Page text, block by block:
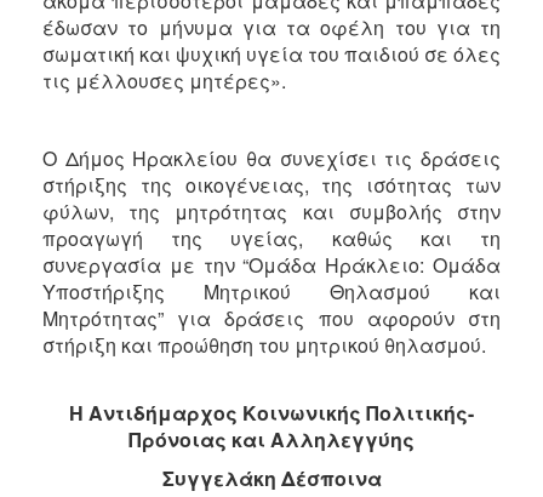
ΔΗΜΟΣ
έδωσαν το μήνυμα για τα οφέλη του για τη
σωματική και ψυχική υγεία του παιδιού σε όλες
τις μέλλουσες μητέρες».
Ο Δήμος Ηρακλείου θα συνεχίσει τις δράσεις
στήριξης της οικογένειας, της ισότητας των
φύλων, της μητρότητας και συμβολής στην
προαγωγή της υγείας, καθώς και τη
συνεργασία με την “Ομάδα Ηράκλειο: Ομάδα
Υποστήριξης Μητρικού Θηλασμού και
Μητρότητας” για δράσεις που αφορούν στη
στήριξη και προώθηση του μητρικού θηλασμού.
Η Αντιδήμαρχος Κοινωνικής Πολιτικής-
Πρόνοιας και Αλληλεγγύης
Συγγελάκη Δέσποινα